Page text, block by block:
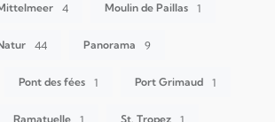
4 Moulin de Paillas 1
44 Panorama 9
Pont des fées 1 Port Grimaud 1
Ramatuelle St. Tropez